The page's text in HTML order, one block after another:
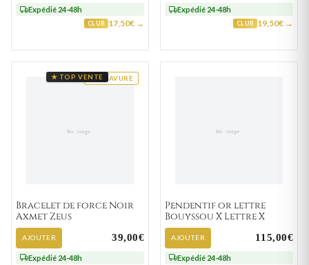
Expédié 24-48h
CLUB 17,50€ →
Expédié 24-48h
CLUB 19,50€ →
GRAVURE
★ TOP VENTE
Bracelet de force Noir
Axmet Zeus
AJOUTER 39,00€
Expédié 24-48h
Pendentif or lettre
Bouyssou X Lettre X
AJOUTER 115,00€
Expédié 24-48h